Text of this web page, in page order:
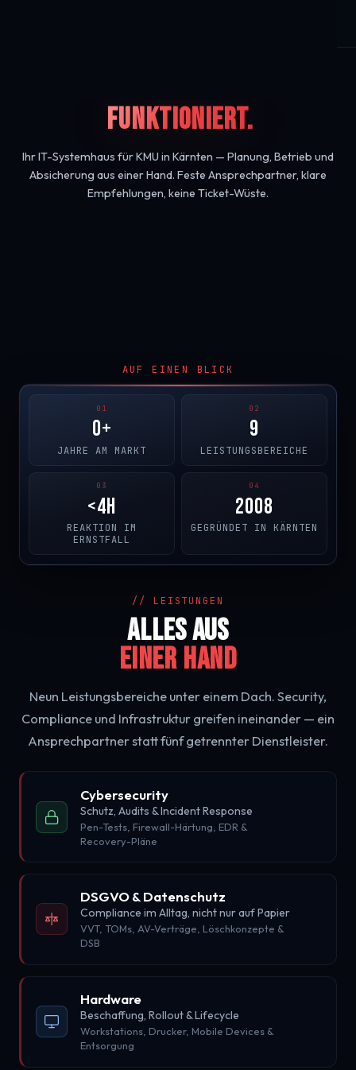
FUNKTIONIERT.
Ihr IT-Systemhaus für KMU in Kärnten — Planung, Betrieb und
Absicherung aus einer Hand. Feste Ansprechpartner, klare
Empfehlungen, keine Ticket-Wüste.
AUF EINEN BLICK
01
0+
JAHRE AM MARKT
02
9
LEISTUNGSBEREICHE
03
<4h
REAKTION IM
ERNSTFALL
04
2008
GEGRÜNDET IN KÄRNTEN
// LEISTUNGEN
Alles aus
einer Hand
Neun Leistungsbereiche unter einem Dach. Security,
Compliance und Infrastruktur greifen ineinander — ein
Ansprechpartner statt fünf getrennter Dienstleister.
Cybersecurity
Schutz, Audits & Incident Response
Pen-Tests, Firewall-Härtung, EDR &
Recovery-Pläne
DSGVO & Datenschutz
Compliance im Alltag, nicht nur auf Papier
VVT, TOMs, AV-Verträge, Löschkonzepte &
DSB
Hardware
Beschaffung, Rollout & Lifecycle
Workstations, Drucker, Mobile Devices &
Entsorgung